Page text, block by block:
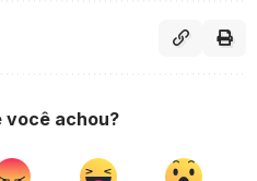
você achou?